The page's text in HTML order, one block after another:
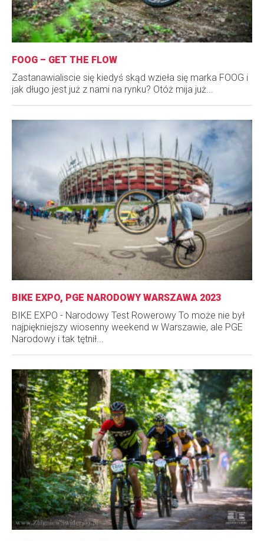
FOOG – GET THE FLOW
Zastanawialiscie się kiedyś skąd wzieła się marka FOOG i
jak długo jest już z nami na rynku? Otóż mija już...
BIKE EXPO, PGE NARODOWY WARSZAWA 2023
BIKE EXPO - Narodowy Test Rowerowy To może nie był
najpiękniejszy wiosenny weekend w Warszawie, ale PGE
Narodowy i tak tętnił...